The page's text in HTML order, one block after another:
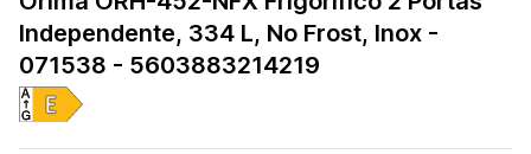
Independente, 334 L, No Frost, Inox -
071538 - 5603883214219